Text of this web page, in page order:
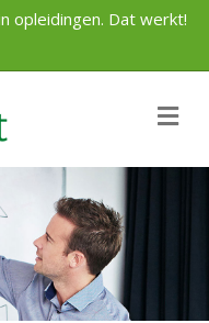
opleidingen. Dat werkt!